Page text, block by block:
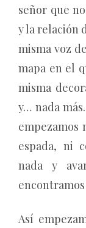
señor que
y la relación
misma voz
mapa en el
misma
y… nada
espada, ni
nada y
Así